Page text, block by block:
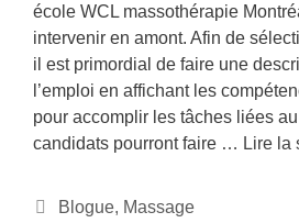
école WCL massothérapie
intervenir en amont. Afin de
il est primordial de faire une
l’emploi en affichant les
pour accomplir les tâches liées
candidats pourront faire … Lire la
Blogue, Massage